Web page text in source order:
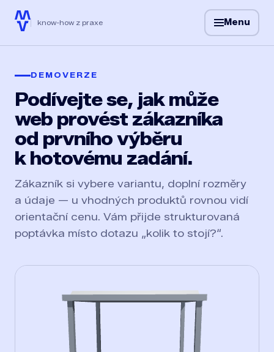
know-how z praxe Menu
DEMOVERZE
Podívejte se, jak může
web provést zákazníka
od prvního výběru
k hotovému zadání.
Zákazník si vybere variantu, doplní rozměry
a údaje — u vhodných produktů rovnou vidí
orientační cenu. Vám přijde strukturovaná
poptávka místo dotazu „kolik to stojí?“.